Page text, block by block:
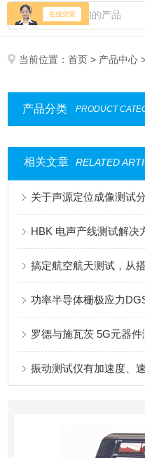
当前位置：首页 > 产品中心
产品分类 PRODUCT
相关文章 RELATED
关于声源定位成像测试
HBK 电声产线测试解决
搞定航空航天测试，从
功率半导体栅极应力
罗德与施瓦茨 5G元器件
振动测试仪有加速度、